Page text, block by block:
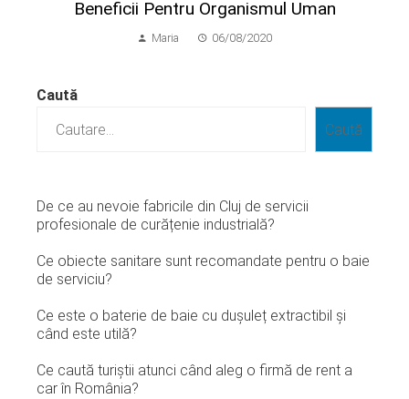
Beneficii Pentru Organismul Uman
Maria 06/08/2020
Caută
Caută
De ce au nevoie fabricile din Cluj de servicii
profesionale de curățenie industrială?
Ce obiecte sanitare sunt recomandate pentru o baie
de serviciu?
Ce este o baterie de baie cu dușuleț extractibil și
când este utilă?
Ce caută turiștii atunci când aleg o firmă de rent a
car în România?